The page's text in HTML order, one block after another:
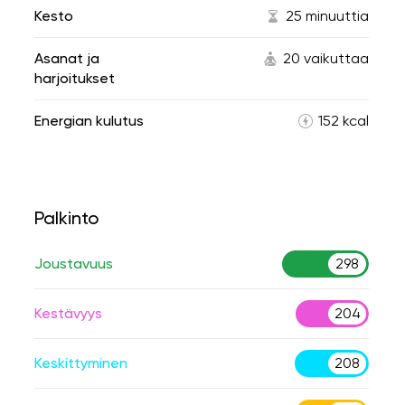
Kesto 25 minuuttia
Asanat ja
harjoitukset
20 vaikuttaa
Energian kulutus 152 kcal
Palkinto
Joustavuus 298
Kestävyys 204
Keskittyminen 208